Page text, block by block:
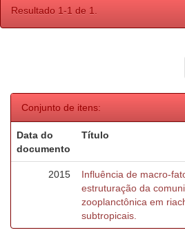
Resultado 1-1 de 1.
Conjunto de itens:
Data do
documento
Título
2015
Influência de macro-
estruturação da
zooplanctônica em
subtropicais.